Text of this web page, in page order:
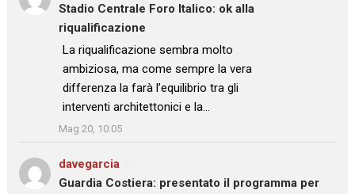
Stadio Centrale Foro Italico: ok alla
riqualificazione
: “La riqualificazione sembra molto
ambiziosa, ma come sempre la vera
differenza la farà l’equilibrio tra gli
interventi architettonici e la…
”
Mag 20, 10:05
davegarcia
Guardia Costiera: presentato il programma per